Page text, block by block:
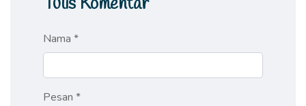
Nama *
Pesan *